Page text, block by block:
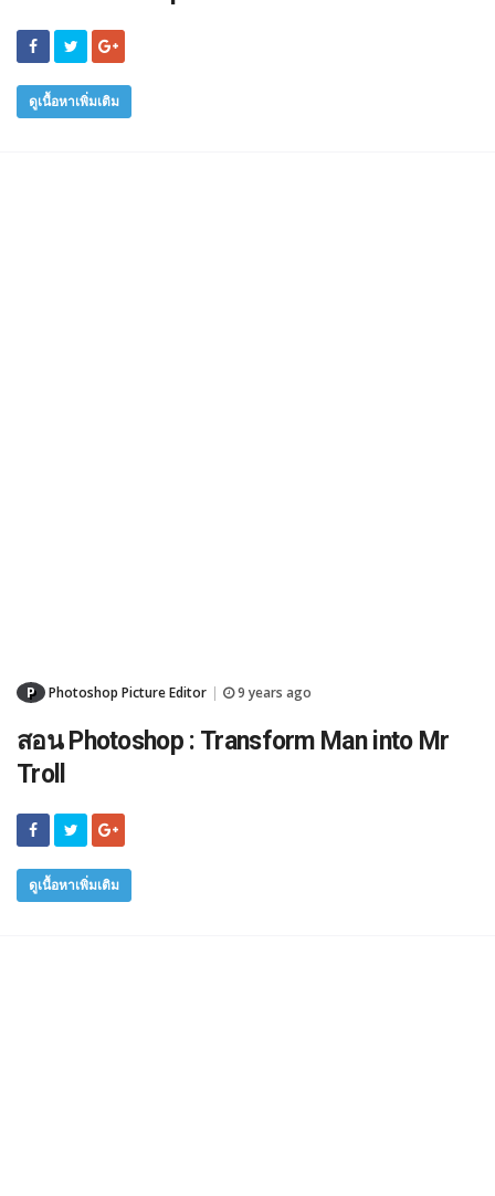
ดูเนื้อหาเพิ่มเติม
P Photoshop Picture Editor 9 years ago
สอน Photoshop : Transform Man into Mr
Troll
ดูเนื้อหาเพิ่มเติม